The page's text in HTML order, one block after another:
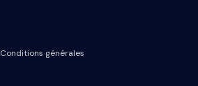
Conditions générales